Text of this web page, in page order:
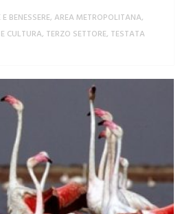
BENESSERE, AREA METROPOLITANA,
CULTURA, TERZO SETTORE, TESTATA